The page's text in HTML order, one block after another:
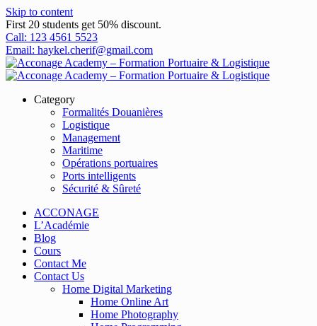
Skip to content
First 20 students get 50% discount.
Call: 123 4561 5523
Email: haykel.cherif@gmail.com
Category
Formalités Douanières
Logistique
Management
Maritime
Opérations portuaires
Ports intelligents
Sécurité & Sûreté
ACCONAGE
L’Académie
Blog
Cours
Contact Me
Contact Us
Home Digital Marketing
Home Online Art
Home Photography